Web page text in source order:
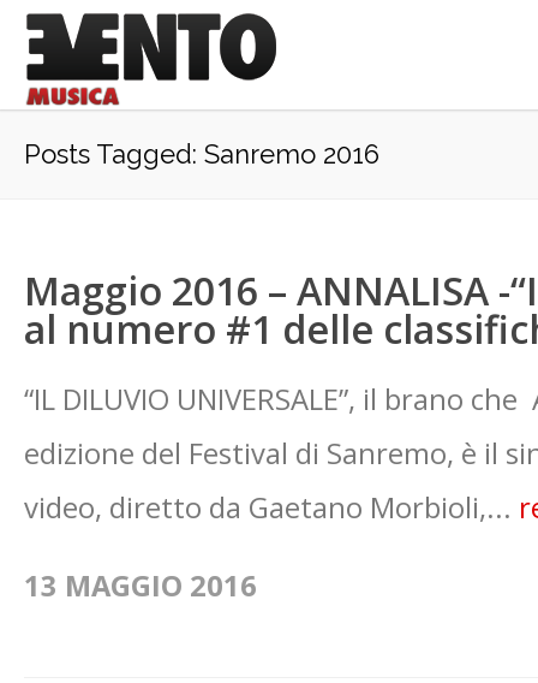
Posts Tagged: Sanremo 2016
Maggio 2016 – ANNALISA -
al numero #1 delle
“IL DILUVIO UNIVERSALE”, il brano
edizione del Festival di Sanremo, è il
video, diretto da Gaetano Morbioli,...
13 MAGGIO 2016